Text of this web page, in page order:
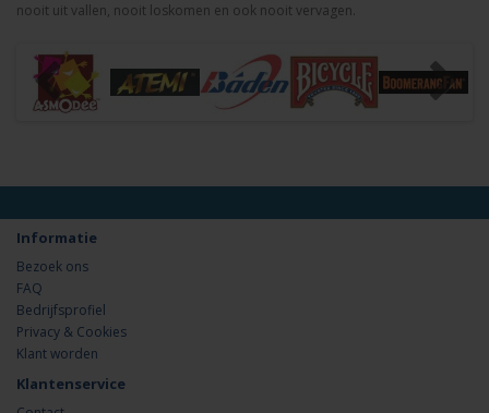
nooit uit vallen, nooit loskomen en ook nooit vervagen.
Informatie
Bezoek ons
FAQ
Bedrijfsprofiel
Privacy & Cookies
Klant worden
Klantenservice